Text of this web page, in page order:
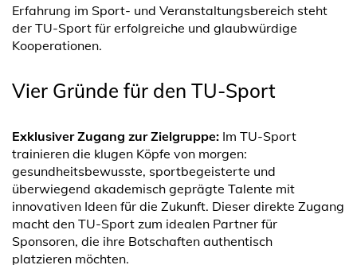
Erfahrung im Sport- und Veranstaltungsbereich steht
der TU-Sport für erfolgreiche und glaubwürdige
Kooperationen.
Vier Gründe für den TU-Sport
Exklusiver Zugang zur Zielgruppe: Im TU-Sport
trainieren die klugen Köpfe von morgen:
gesundheitsbewusste, sportbegeisterte und
überwiegend akademisch geprägte Talente mit
innovativen Ideen für die Zukunft. Dieser direkte Zugang
macht den TU-Sport zum idealen Partner für
Sponsoren, die ihre Botschaften authentisch
platzieren möchten.